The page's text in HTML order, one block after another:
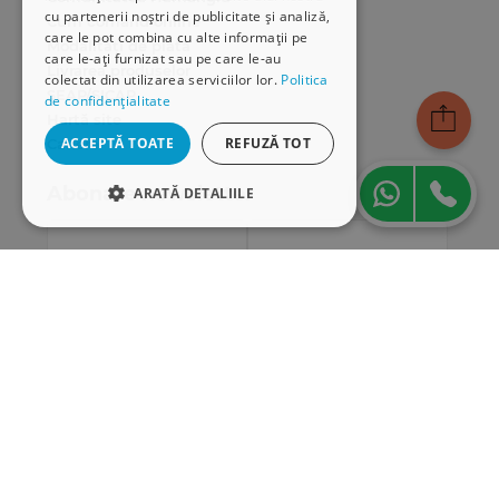
cu partenerii noștri de publicitate și analiză,
care le pot combina cu alte informații pe
care le-ați furnizat sau pe care le-au
colectat din utilizarea serviciilor lor. Politica
de confidențialitate
ACCEPTĂ TOATE REFUZĂ TOT
ARATĂ DETALIILE
Cum comand online
Modalități de plată
Livrarea produselor
SEAP/SICAP
Hartă site
Cariere
Abonare newsletter